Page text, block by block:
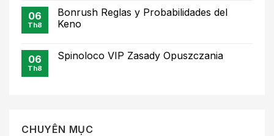
06
Th8
Bonrush Reglas y Probabilidades del
Keno
06
Th8
Spinoloco VIP Zasady Opuszczania
CHUYÊN MỤC